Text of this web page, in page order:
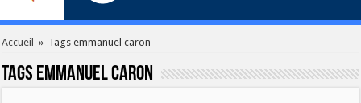
Accueil » Tags emmanuel caron
Tags emmanuel caron